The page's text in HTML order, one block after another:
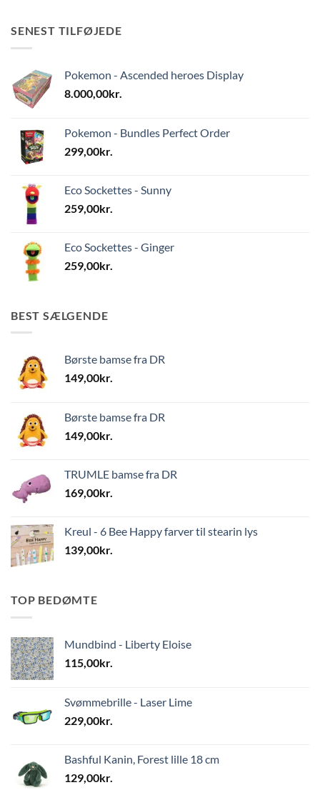
SENEST TILFØJEDE
Pokemon - Ascended heroes Display
8.000,00kr.
Pokemon - Bundles Perfect Order
299,00kr.
Eco Sockettes - Sunny
259,00kr.
Eco Sockettes - Ginger
259,00kr.
BEST SÆLGENDE
Børste bamse fra DR
149,00kr.
Børste bamse fra DR
149,00kr.
TRUMLE bamse fra DR
169,00kr.
Kreul - 6 Bee Happy farver til stearin lys
139,00kr.
TOP BEDØMTE
Mundbind - Liberty Eloise
115,00kr.
Svømmebrille - Laser Lime
229,00kr.
Bashful Kanin, Forest lille 18 cm
129,00kr.